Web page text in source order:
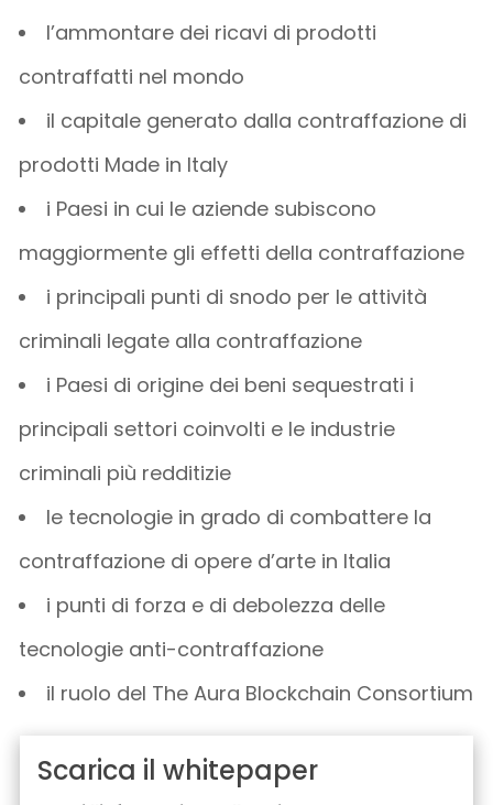
l’ammontare dei ricavi di prodotti
contraffatti nel mondo
il capitale generato dalla contraffazione di
prodotti Made in Italy
i Paesi in cui le aziende subiscono
maggiormente gli effetti della contraffazione
i principali punti di snodo per le attività
criminali legate alla contraffazione
i Paesi di origine dei beni sequestrati i
principali settori coinvolti e le industrie
criminali più redditizie
le tecnologie in grado di combattere la
contraffazione di opere d’arte in Italia
i punti di forza e di debolezza delle
tecnologie anti-contraffazione
il ruolo del The Aura Blockchain Consortium
Scarica il whitepaper